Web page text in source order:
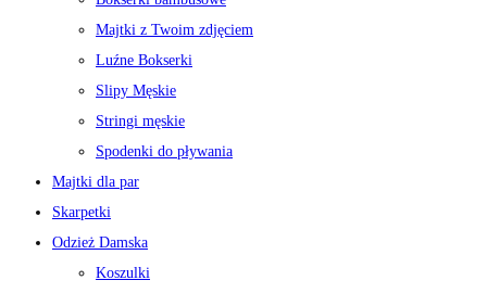
Majtki z Twoim zdjęciem
Luźne Bokserki
Slipy Męskie
Stringi męskie
Spodenki do pływania
Majtki dla par
Skarpetki
Odzież Damska
Koszulki